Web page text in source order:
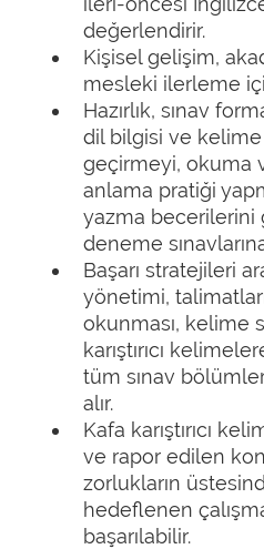
değerlendirir.
Kişisel gelişim,
mesleki ilerleme
Hazırlık, sınav
dil bilgisi ve kelime
geçirmeyi, okuma
anlama pratiği
yazma becerilerini
deneme
Başarı stratejileri
yönetimi,
okunması, kelime
karıştırıcı
tüm sınav
alır.
Kafa karıştırıcı
ve rapor edilen
zorlukların
hedeflenen
başarılabilir.